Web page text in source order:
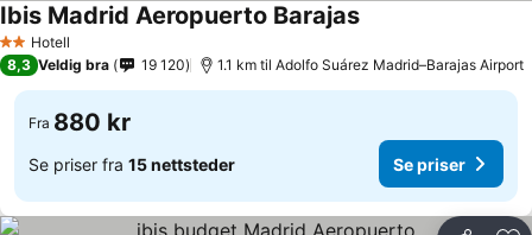
2 Stjerner
Hotell
Ibis Madrid Aeropuerto BarajasSe priser
8,3 Veldig bra 19 120 1.1 km til Adolfo Suárez Madrid–Barajas Airport
Fra 880 kr
Se priser fra 15 nettsteder Se priser